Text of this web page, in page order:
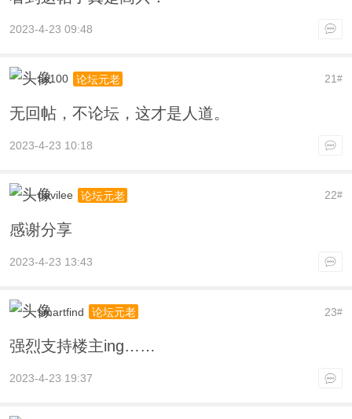
2023-4-23 09:48
21#
as100 论坛元老
无回帖，不论坛，这才是人道。
2023-4-23 10:18
22#
davilee 论坛元老
感谢分享
2023-4-23 13:43
23#
smartfind 论坛元老
强烈支持楼主ing……
2023-4-23 19:37